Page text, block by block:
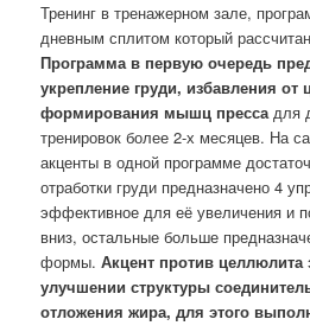
Тренинг в тренажерном зале,
дневным сплитом который
Программа в первую очередь
укрепление груди, избавления от
формирования мышц прессадля
тренировок более 2-х месяцев. На
акценты в одной программе
отработки груди предназначено 4
эффективное для её увеличения и
вниз, остальные больше
формы.Акцент против целлюлита
улучшении структуры
отложения жира, для этого